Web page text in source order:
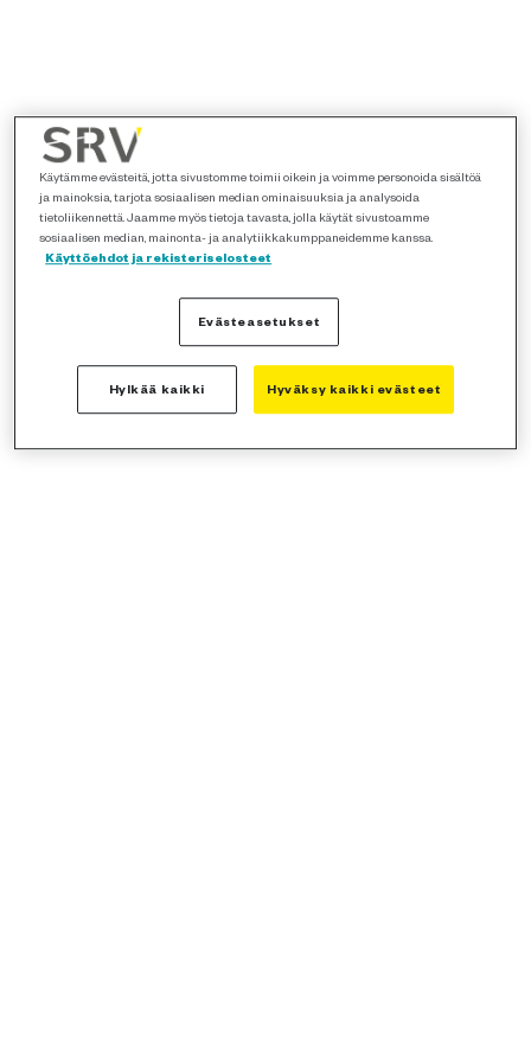
Käytämme evästeitä, jotta sivustomme toimii oikein ja voimme personoida sisältöä
ja mainoksia, tarjota sosiaalisen median ominaisuuksia ja analysoida
tietoliikennettä. Jaamme myös tietoja tavasta, jolla käytät sivustoamme
sosiaalisen median, mainonta- ja analytiikkakumppaneidemme kanssa.
Käyttöehdot ja rekisteriselosteet
Evästeasetukset
Hylkää kaikki Hyväksy kaikki evästeet